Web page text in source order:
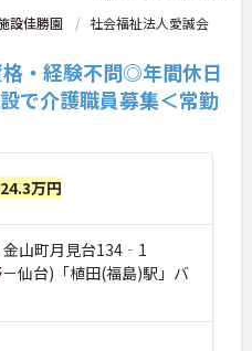
設佳勝園
社会福祉法人愛誠会
格・経験不問◎年間休日
で介護職員募集＜常勤
万円
金山町月見台134‐1
仙台)「植田(福島)駅」バ